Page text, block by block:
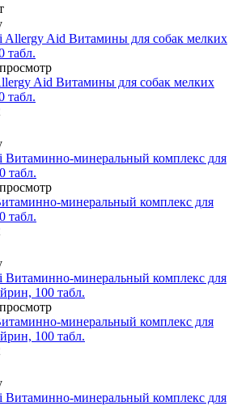
Aid Витамины для собак мелких
табл.
минеральный комплекс для
табл.
минеральный комплекс для
100 табл.